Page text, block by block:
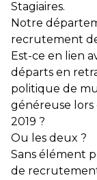
Stagiaires.
Notre
recrutement
Est-ce en lien
départs en
politique de
généreuse
2019 ?
Ou les deux ?
Sans élément
de